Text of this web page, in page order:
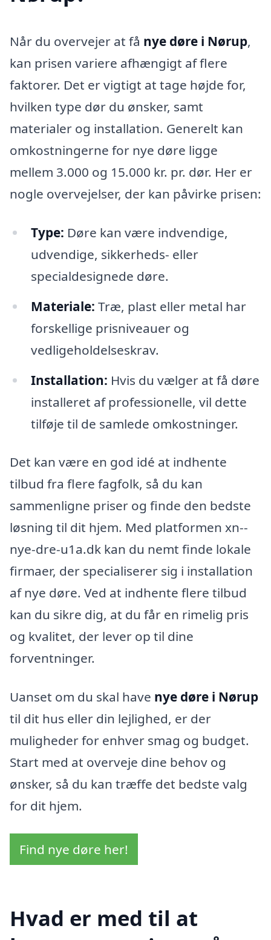
Når du overvejer at få nye døre i Nørup,
kan prisen variere afhængigt af flere
faktorer. Det er vigtigt at tage højde for,
hvilken type dør du ønsker, samt
materialer og installation. Generelt kan
omkostningerne for nye døre ligge
mellem 3.000 og 15.000 kr. pr. dør. Her er
nogle overvejelser, der kan påvirke prisen:
Type: Døre kan være indvendige,
udvendige, sikkerheds- eller
specialdesignede døre.
Materiale: Træ, plast eller metal har
forskellige prisniveauer og
vedligeholdelseskrav.
Installation: Hvis du vælger at få døre
installeret af professionelle, vil dette
tilføje til de samlede omkostninger.
Det kan være en god idé at indhente
tilbud fra flere fagfolk, så du kan
sammenligne priser og finde den bedste
løsning til dit hjem. Med platformen xn--
nye-dre-u1a.dk kan du nemt finde lokale
firmaer, der specialiserer sig i installation
af nye døre. Ved at indhente flere tilbud
kan du sikre dig, at du får en rimelig pris
og kvalitet, der lever op til dine
forventninger.
Uanset om du skal have nye døre i Nørup
til dit hus eller din lejlighed, er der
muligheder for enhver smag og budget.
Start med at overveje dine behov og
ønsker, så du kan træffe det bedste valg
for dit hjem.
Find nye døre her!
Hvad er med til at